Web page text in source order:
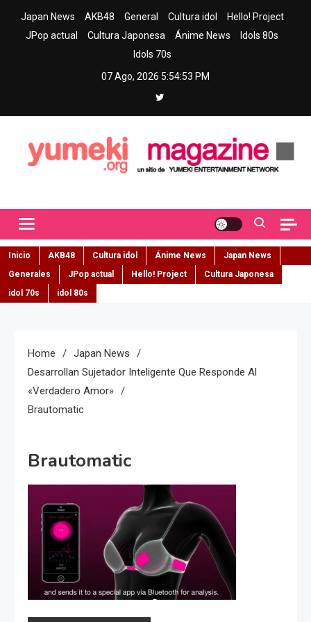
Japan News AKB48 General Cultura idol
Hello! Project
JPop actual
Cultura Japonesa Ánime News
Idols 80s
Idols 70s
07 Ago, 2026 5:54:54 PM
Inicio AKB48 Cultura idol Ánime News
Japan News
Generales
JPop actual Hello! Project
Cultura Japonesa
idol 70s
idol 80s
Home
Japan News
Desarrollan Sujetador Inteligente Que Responde Al
«verdadero Amor»
Brautomatic
Brautomatic